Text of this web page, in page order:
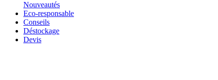
Nouveautés
Eco-responsable
Conseils
Déstockage
Devis